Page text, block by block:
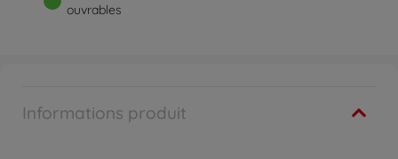
ouvrables
Informations produit